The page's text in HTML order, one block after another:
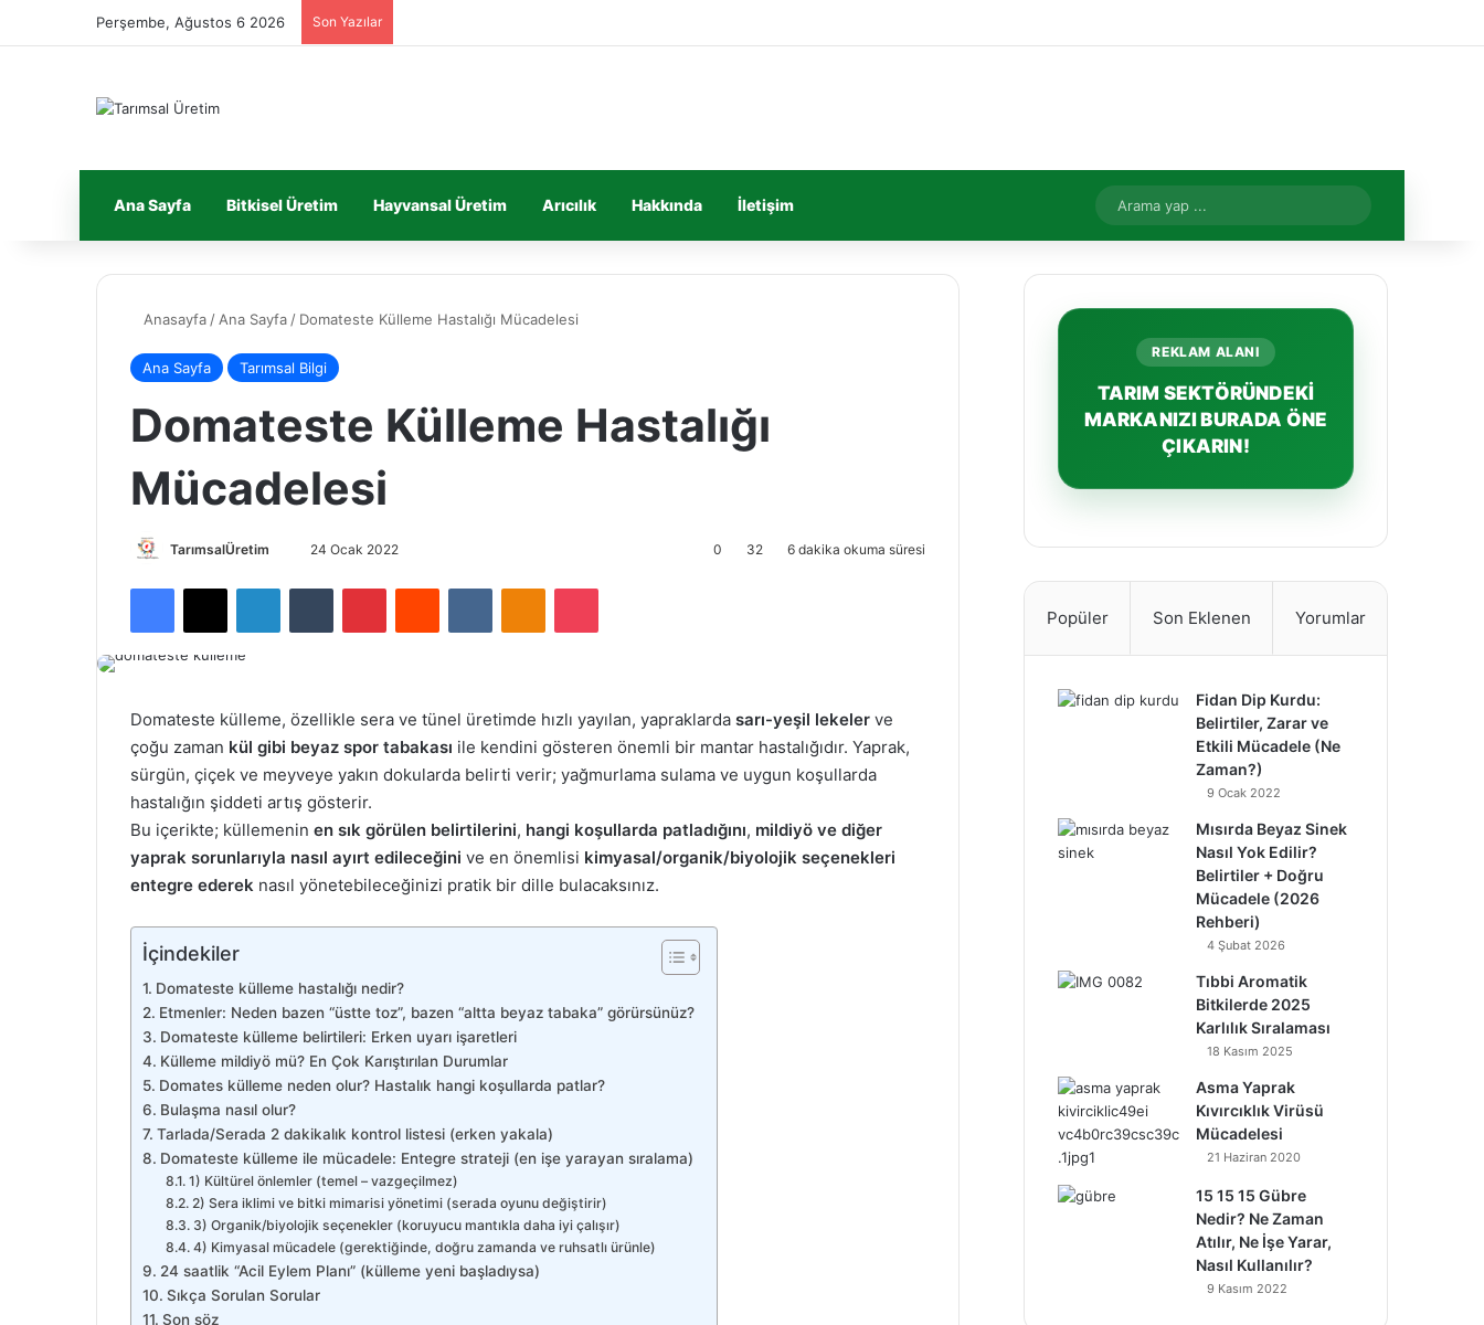
Perşembe, Ağustos 6 2026 Son Yazılar
Ana Sayfa Bitkisel Üretim Hayvansal Üretim Arıcılık Hakkında İletişim Rastgele Makale
yap
Anasayfa / Ana Sayfa / Domateste Külleme Hastalığı Mücadelesi
Ana Sayfa Tarımsal Bilgi
Domateste Külleme Hastalığı
Mücadelesi
TarımsalÜretim
göndermek
24 Ocak 2022 0 32 6 dakika okuma süresi
Facebook
X LinkedInTumblr PinterestReddit VKontakteOdnoklassniki
Pocket
Domateste külleme, özellikle sera ve tünel üretimde hızlı yayılan, yapraklarda sarı-yeşil lekeler ve
çoğu zaman kül gibi beyaz spor tabakası ile kendini gösteren önemli bir mantar hastalığıdır. Yaprak,
sürgün, çiçek ve meyveye yakın dokularda belirti verir; yağmurlama sulama ve uygun koşullarda
hastalığın şiddeti artış gösterir.
Bu içerikte; küllemenin en sık görülen belirtilerini, hangi koşullarda patladığını, mildiyö ve diğer
yaprak sorunlarıyla nasıl ayırt edileceğini ve en önemlisi kimyasal/organik/biyolojik seçenekleri
entegre ederek nasıl yönetebileceğinizi pratik bir dille bulacaksınız.
İçindekiler
Domateste külleme hastalığı nedir?
Etmenler: Neden bazen “üstte toz”, bazen “altta beyaz tabaka” görürsünüz?
Domateste külleme belirtileri: Erken uyarı işaretleri
Külleme mildiyö mü? En Çok Karıştırılan Durumlar
Domates külleme neden olur? Hastalık hangi koşullarda patlar?
Bulaşma nasıl olur?
Tarlada/Serada 2 dakikalık kontrol listesi (erken yakala)
Domateste külleme ile mücadele: Entegre strateji (en işe yarayan sıralama)
1) Kültürel önlemler (temel – vazgeçilmez)
2) Sera iklimi ve bitki mimarisi yönetimi (serada oyunu değiştirir)
3) Organik/biyolojik seçenekler (koruyucu mantıkla daha iyi çalışır)
4) Kimyasal mücadele (gerektiğinde, doğru zamanda ve ruhsatlı ürünle)
24 saatlik “Acil Eylem Planı” (külleme yeni başladıysa)
Sıkça Sorulan Sorular
Son söz
REKLAM ALANI
TARIM SEKTÖRÜNDEKİ
MARKANIZI BURADA ÖNE
ÇIKARIN!
Popüler Son Eklenen Yorumlar
Fidan Dip Kurdu:
Belirtiler, Zarar ve
Etkili Mücadele (Ne
Zaman?)
9 Ocak 2022
Mısırda Beyaz Sinek
Nasıl Yok Edilir?
Belirtiler + Doğru
Mücadele (2026
Rehberi)
4 Şubat 2026
Tıbbi Aromatik
Bitkilerde 2025
Karlılık Sıralaması
18 Kasım 2025
Asma Yaprak
Kıvırcıklık Virüsü
Mücadelesi
21 Haziran 2020
15 15 15 Gübre
Nedir? Ne Zaman
Atılır, Ne İşe Yarar,
Nasıl Kullanılır?
9 Kasım 2022